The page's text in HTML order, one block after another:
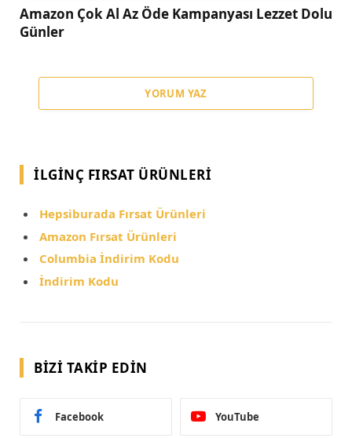
Amazon Çok Al Az Öde Kampanyası Lezzet Dolu
Günler
YORUM YAZ
İLGINÇ FIRSAT ÜRÜNLERI
Hepsiburada Fırsat Ürünleri
Amazon Fırsat Ürünleri
Columbia İndirim Kodu
İndirim Kodu
BIZI TAKIP EDIN
Facebook YouTube